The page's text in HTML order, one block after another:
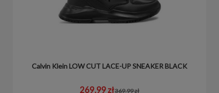
Calvin Klein LOW CUT LACE-UP SNEAKER BLACK
269,99 zł369,99 zł